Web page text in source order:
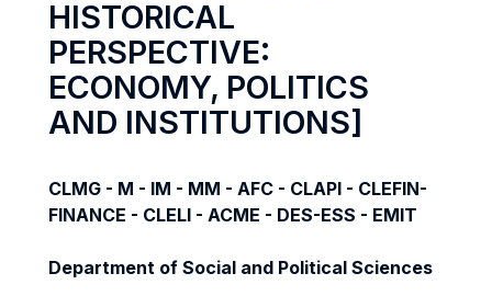
HISTORICAL
PERSPECTIVE:
ECONOMY, POLITICS
AND INSTITUTIONS]
CLMG - M - IM - MM - AFC - CLAPI - CLEFIN-
FINANCE - CLELI - ACME - DES-ESS - EMIT
Department of Social and Political Sciences